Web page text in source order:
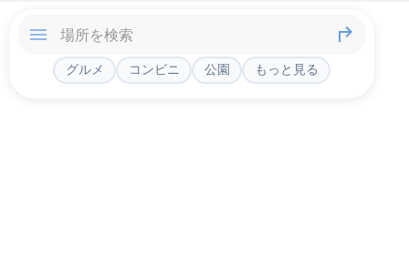
グルメ コンビニ 公園 もっと見る